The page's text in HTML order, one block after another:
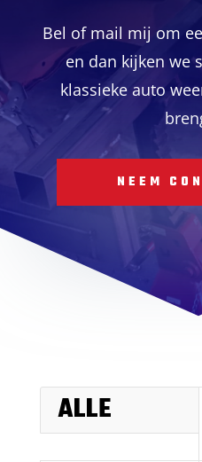
Bel of mail mij om
en dan kijken we
klassieke auto
NEEM
ALLE